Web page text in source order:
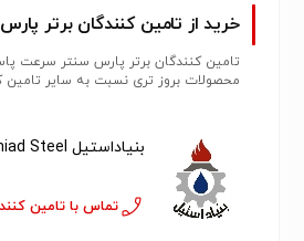
خرید از تامین کنندگان برتر
تامین کنندگان برتر پارس سنتر سرعت
محصولات بروز تری نسبت به سایر تامین
بنیاداستیل Boniad Steel
تماس با تامین